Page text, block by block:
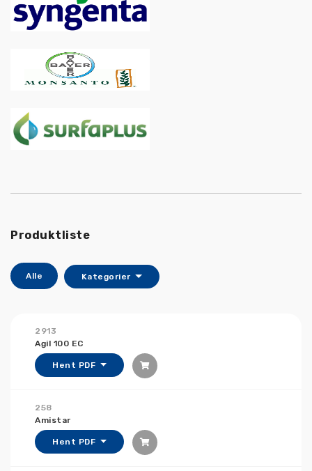
Produktliste
Alle Kategorier
2913
Agil 100 EC
Hent PDF
258
Amistar
Hent PDF